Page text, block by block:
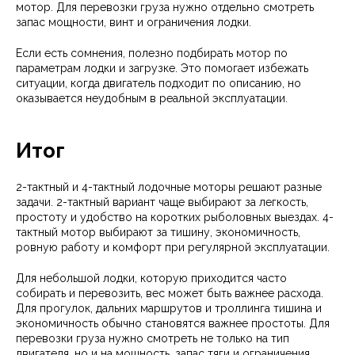
мотор. Для перевозки груза нужно отдельно смотреть
запас мощности, винт и ограничения лодки.
Если есть сомнения, полезно подбирать мотор по
параметрам лодки и загрузке. Это помогает избежать
ситуации, когда двигатель подходит по описанию, но
оказывается неудобным в реальной эксплуатации.
Итог
2-тактный и 4-тактный лодочные моторы решают разные
задачи. 2-тактный вариант чаще выбирают за легкость,
простоту и удобство на коротких рыболовных выездах. 4-
тактный мотор выбирают за тишину, экономичность,
ровную работу и комфорт при регулярной эксплуатации.
Для небольшой лодки, которую приходится часто
собирать и перевозить, вес может быть важнее расхода.
Для прогулок, дальних маршрутов и троллинга тишина и
экономичность обычно становятся важнее простоты. Для
перевозки груза нужно смотреть не только на тип